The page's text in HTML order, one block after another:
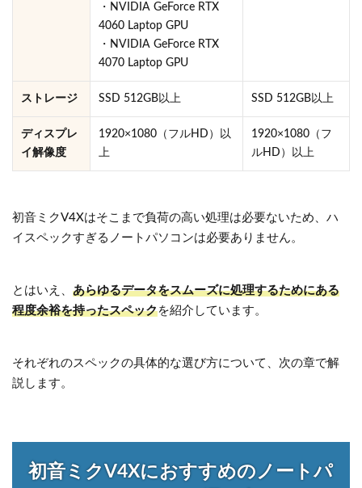
・NVIDIA GeForce RTX
4060 Laptop GPU
・NVIDIA GeForce RTX
4070 Laptop GPU
ストレージ SSD 512GB以上 SSD 512GB以上
ディスプレ
イ解像度
1920×1080（フルHD）以
上
1920×1080（フ
ルHD）以上
初音ミクV4Xはそこまで負荷の高い処理は必要ないため、ハ
イスペックすぎるノートパソコンは必要ありません。
とはいえ、 あらゆるデータをスムーズに処理するためにある
程度余裕を持ったスペックを紹介しています。
それぞれのスペックの具体的な選び方について、次の章で解
説します。
初音ミクV4Xにおすすめのノートパ